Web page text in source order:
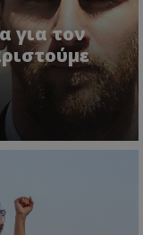
για τον